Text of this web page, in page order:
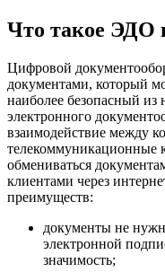
Что такое ЭДО
Цифровой
документами, который
наиболее безопасный
электронного
взаимодействие между
телекоммуникационные
обмениваться
клиентами через
преимуществ:
документы не
электронной
значимость;